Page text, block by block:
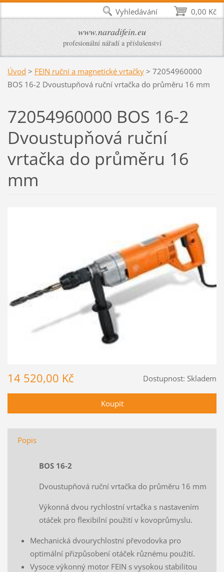
www.naradifein.eu
profesionální nářadí a příslušenství
Úvod > FEIN ruční a magnetické vrtačky > 72054960000
BOS 16-2 Dvoustupňová ruční vrtačka do průměru 16 mm
72054960000 BOS 16-2
Dvoustupňová ruční
vrtačka do průměru 16
mm
Dostupnost: Skladem
14 520,00 Kč
Popis
BOS 16-2
Dvoustupňová ruční vrtačka do průměru 16 mm
Výkonná dvou rychlostní vrtačka s nastavením
otáček pro flexibilní použití v kovoprůmyslu.
Mechanická dvourychlostní převodovka pro
optimální přizpůsobení otáček různému použití.
Vysoce výkonný motor FEIN s vysokou stabilitou
0,00 Kč
Vyhledávání